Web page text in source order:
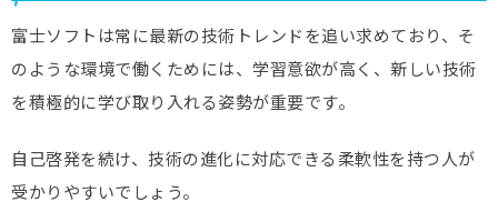
富士ソフトは常に最新の技術トレンドを追い求めており、そ
のような環境で働くためには、学習意欲が高く、新しい技術
を積極的に学び取り入れる姿勢が重要です。
自己啓発を続け、技術の進化に対応できる柔軟性を持つ人が
受かりやすいでしょう。